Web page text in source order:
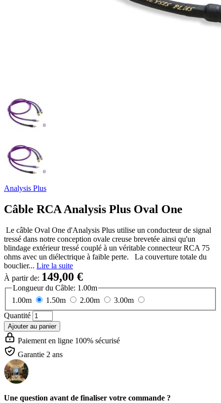
Analysis Plus
Câble RCA Analysis Plus Oval One
Le câble Oval One d'Analysis Plus utilise un conducteur de signal
tressé dans notre conception ovale creuse brevetée ainsi qu'un
blindage extérieur tressé couplé à un véritable connecteur RCA 75
ohms avec un diélectrique à faible perte. La couverture totale du
bouclier... Lire la suite
À partir de: 149,00 €
Longueur du Câble: 1.00m
1.00m
1.50m 2.00m
3.00m
Quantité
Ajouter au panier
Paiement en ligne 100% sécurisé
Garantie 2 ans
Une question avant de finaliser votre commande ?